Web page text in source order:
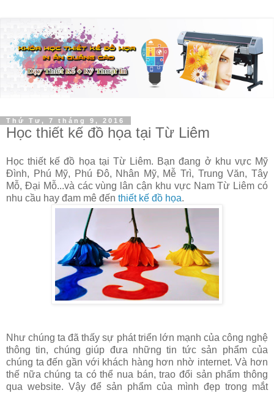
Thứ Tư, 7 tháng 9, 2016
Học thiết kế đồ họa tại Từ Liêm
Học thiết kế đồ họa tại Từ Liêm. Bạn đang ở khu vực Mỹ
Đình, Phú Mỹ, Phú Đô, Nhân Mỹ, Mễ Trì, Trung Văn, Tây
Mỗ, Đại Mỗ...và các vùng lân cận khu vực Nam Từ Liêm có
nhu cầu hay đam mê đến thiết kế đồ họa.
Như chúng ta đã thấy sự phát triển lớn mạnh của công nghệ
thông tin, chúng giúp đưa những tin tức sản phẩm của
chúng ta đến gần với khách hàng hơn nhờ internet. Và hơn
thế nữa chúng ta có thể nua bán, trao đổi sản phẩm thông
qua website. Vậy để sản phẩm của mình đẹp trong mắt